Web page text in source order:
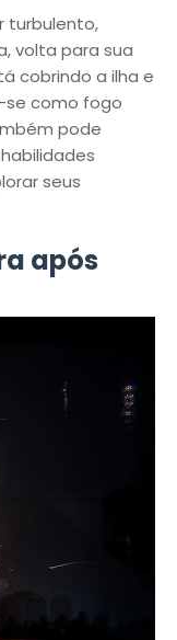
turbulento,
volta para sua
cobrindo a ilha e
se como fogo
pode
seus
após